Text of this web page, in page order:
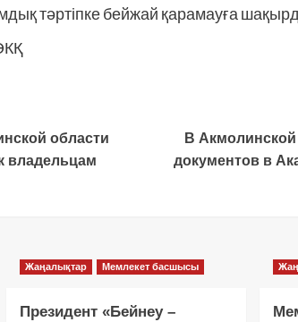
тәртіпке бейжай қарамауға
области
владельцам
В
документов в
Жаңалықтар Мемлекет басшысы
Президент «Бейнеу –